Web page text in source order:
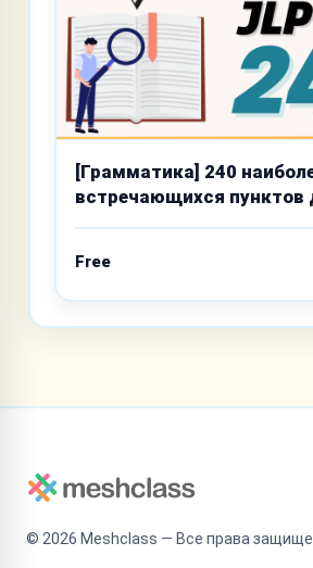
[Грамматика] 240
встречающихся пунктов
N4
Free
© 2026 Meshclass — Все права